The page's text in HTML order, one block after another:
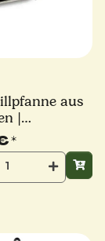
aus
|
Griff
*